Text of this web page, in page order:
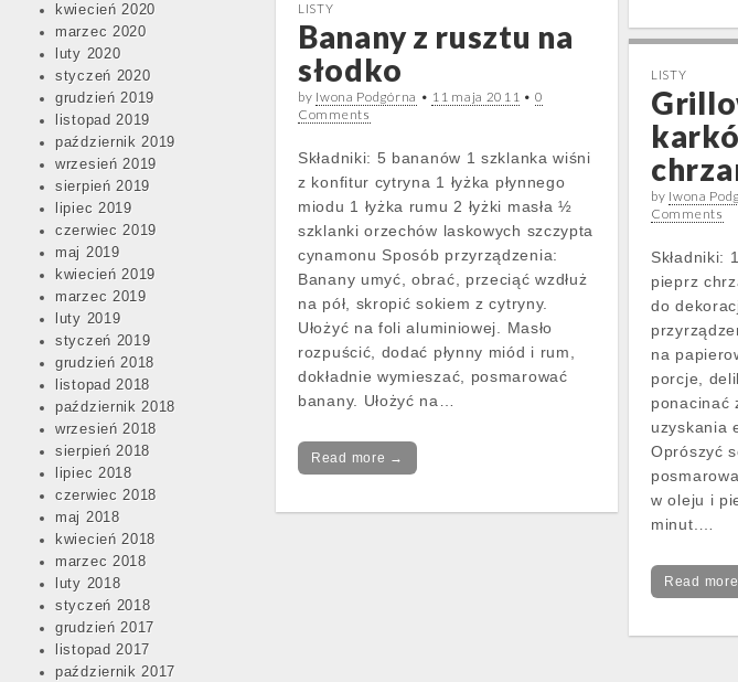
kwiecień 2020
marzec 2020
luty 2020
styczeń 2020
grudzień 2019
listopad 2019
październik 2019
wrzesień 2019
sierpień 2019
lipiec 2019
czerwiec 2019
maj 2019
kwiecień 2019
marzec 2019
luty 2019
styczeń 2019
grudzień 2018
listopad 2018
październik 2018
wrzesień 2018
sierpień 2018
lipiec 2018
czerwiec 2018
maj 2018
kwiecień 2018
marzec 2018
luty 2018
styczeń 2018
grudzień 2017
listopad 2017
październik 2017
LISTY
Banany z rusztu na
słodko
by Iwona Podgórna • 11 maja 2011 • 0
Comments
Składniki: 5 bananów 1 szklanka wiśni
z konfitur cytryna 1 łyżka płynnego
miodu 1 łyżka rumu 2 łyżki masła ½
szklanki orzechów laskowych szczypta
cynamonu Sposób przyrządzenia:
Banany umyć, obrać, przeciąć wzdłuż
na pół, skropić sokiem z cytryny.
Ułożyć na foli aluminiowej. Masło
rozpuścić, dodać płynny miód i rum,
dokładnie wymieszać, posmarować
banany. Ułożyć na…
Read more →
LISTY
by Iwona
Comments
Składniki:
pieprz
do
na
porcje,
ponacinać
uzyskania
Oprószyć
w oleju i
minut.…
Read